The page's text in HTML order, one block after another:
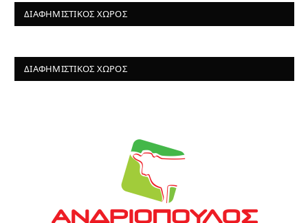
ΔΙΑΦΗΜΙΣΤΙΚΌΣ ΧΏΡΟΣ
ΔΙΑΦΗΜΙΣΤΙΚΌΣ ΧΏΡΟΣ